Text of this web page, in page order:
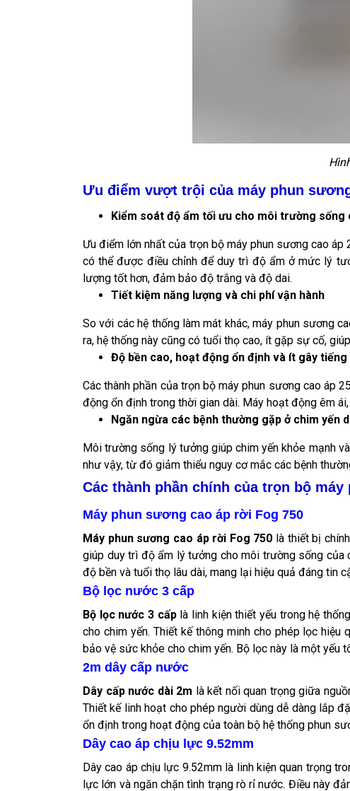
Ưu điểm vượt trội của máy phun
Kiểm soát độ ẩm tối ưu cho môi trường sống
Ưu điểm lớn nhất của trọn bộ máy phun sương cao
có thể được điều chỉnh để duy trì độ ẩm ở mức lý
lượng tốt hơn, đảm bảo độ trắng và độ dai.
Tiết kiệm năng lượng và chi phí vận hành
So với các hệ thống làm mát khác, máy phun sương
ra, hệ thống này cũng có tuổi thọ cao, ít gặp sự cố,
Độ bền cao, hoạt động ổn định và ít gây tiếng
Các thành phần của trọn bộ máy phun sương cao áp
động ổn định trong thời gian dài. Máy hoạt động êm
Ngăn ngừa các bệnh thường gặp ở chim yến
Môi trường sống lý tưởng giúp chim yến khỏe mạnh
như vậy, từ đó giảm thiểu nguy cơ mắc các bệnh
Các thành phần chính của trọn bộ
Máy phun sương cao áp rời Fog 750
Máy phun sương cao áp rời Fog 750 là thiết bị
giúp duy trì độ ẩm lý tưởng cho môi trường sống của
độ bền và tuổi thọ lâu dài, mang lại hiệu quả đáng tin
Bộ lọc nước 3 cấp
Bộ lọc nước 3 cấp là linh kiện thiết yếu trong hệ
cho chim yến. Thiết kế thông minh cho phép lọc
bảo vệ sức khỏe cho chim yến. Bộ lọc này là một yếu
2m dây cấp nước
Dây cấp nước dài 2m là kết nối quan trọng giữa
Thiết kế linh hoạt cho phép người dùng dễ dàng lắp
ổn định trong hoạt động của toàn bộ hệ thống phun
Dây cao áp chịu lực 9.52mm
Dây cao áp chịu lực 9.52mm là linh kiện quan trọng
lực lớn và ngăn chặn tình trạng rò rỉ nước. Điều này